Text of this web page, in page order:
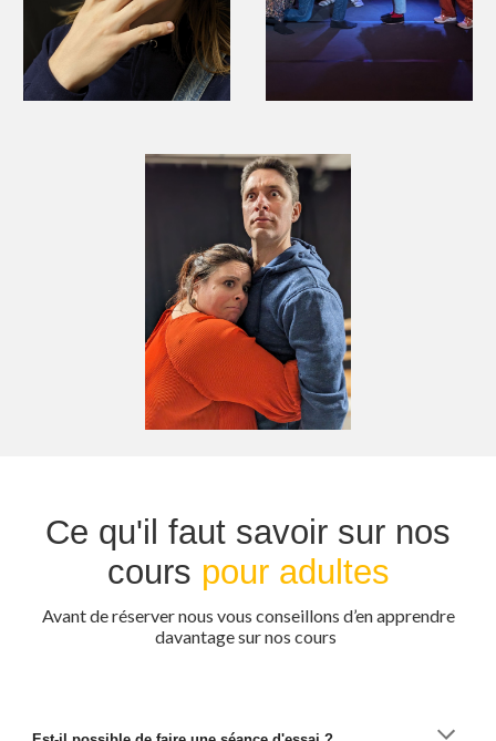
Ce qu'il faut savoir sur nos
cours pour adultes
Avant de réserver nous vous conseillons d’en apprendre
davantage sur nos cours